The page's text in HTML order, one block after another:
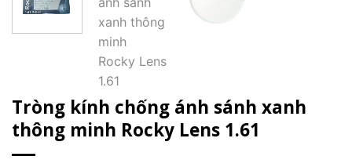
Tròng kính chống ánh sánh xanh
thông minh Rocky Lens 1.61